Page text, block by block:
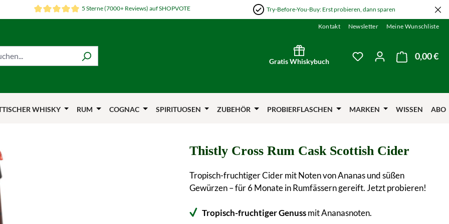
5 Sterne (7000+ Reviews) auf SHOPVOTE Try-Before-You-Buy: Erst probieren, dann sparen
Kontakt Newsletter Meine Wunschliste
Gratis Whiskybuch
Du hast 0 Produkte
0,00 €
WHISKY RUM COGNAC SPIRITUOSEN ZUBEHÖR PROBIERFLASCHEN MARKEN WISSEN ABO
Thistly Cross Rum Cask Scottish Cider
Tropisch-fruchtiger Cider mit Noten von Ananas und süßen
Gewürzen – für 6 Monate in Rumfässern gereift. Jetzt probieren!
Tropisch-fruchtiger Genussmit Ananasnoten.